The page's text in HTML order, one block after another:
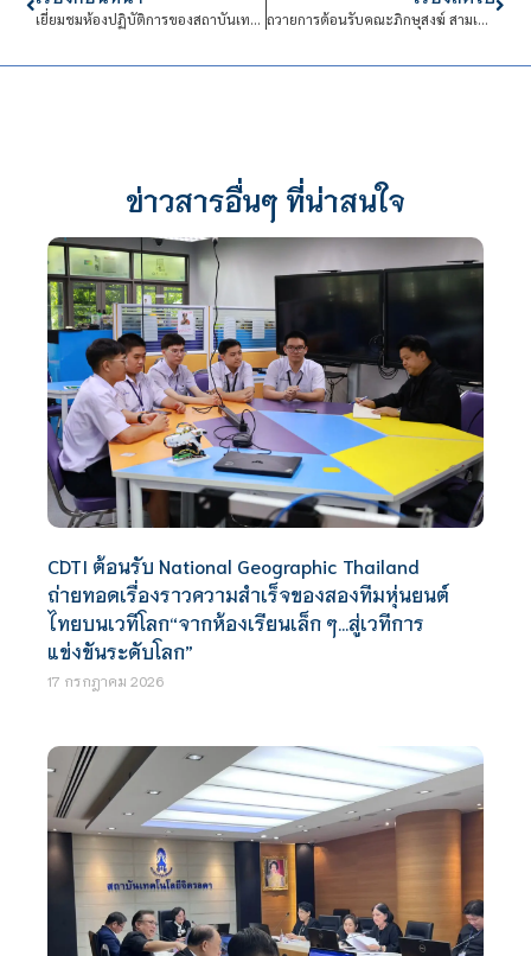
เยี่ยมชมห้องปฏิบัติการของสถาบันเทคโนโลยีแห่งเอเชีย ถวายการต้อนรับคณะภิกษุสงฆ์ สามเณรศึกษาดูงาน
ข่าวสารอื่นๆ ที่น่าสนใจ
CDTI ต้อนรับ National Geographic Thailand
ถ่ายทอดเรื่องราวความสำเร็จของสองทีมหุ่นยนต์
ไทยบนเวทีโลก“จากห้องเรียนเล็ก ๆ…สู่เวทีการ
แข่งขันระดับโลก”
17 กรกฎาคม 2026